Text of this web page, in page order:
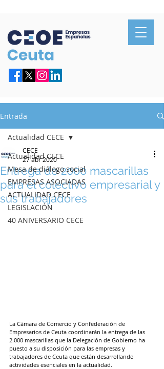
Entrada
Actualidad CECE
Mesa de diálogo social
EMPRESAS ASOCIADAS
ACTUALIDAD CECE
LEGISLACIÓN
40 ANIVERSARIO CECE
Actualidad CECE
Entrega de 2000 mascarillas
para el colectivo empresarial y
sus trabajadores
CECE
27 abr 2020
La Cámara de Comercio y Confederación de
Empresarios de Ceuta coordinarán la entrega de las
2.000 mascarillas que la Delegación de Gobierno ha
puesto a su disposición para las empresas y
trabajadores de Ceuta que están desarrollando
actividades esenciales en la actualidad.